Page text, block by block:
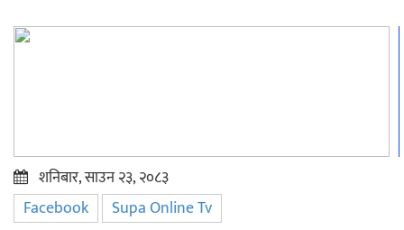
शनिबार, साउन २३, २०८३
Facebook Supa Online Tv